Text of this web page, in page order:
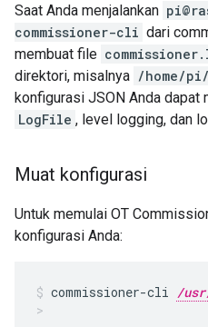
Saat Anda menjalankan
commissioner-cli dari
membuat file
direktori, misalnya /home/
konfigurasi JSON Anda dapat
LogFile , level logging, dan
Muat konfigurasi
Untuk memulai OT
konfigurasi Anda:
commissioner-cli /